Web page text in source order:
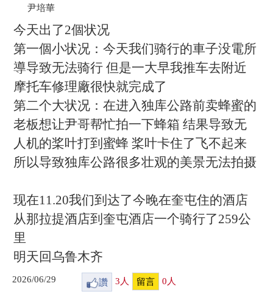
尹培華
今天出了2個状况
第一個小状况：今天我们骑行的車子没電所
導导致无法骑行 但是一大早我推车去附近
摩托车修理廠很快就完成了
第二个大状况：在进入独库公路前卖蜂蜜的
老板想让尹哥帮忙拍一下蜂箱 结果导致无
人机的桨叶打到蜜蜂 桨叶卡住了飞不起来
所以导致独库公路很多壮观的美景无法拍摄
现在11.20我们到达了今晚在奎屯住的酒店
从那拉提酒店到奎屯酒店一个骑行了259公
里
明天回乌鲁木齐
2026/06/29 讚 3 人 留言 0 人